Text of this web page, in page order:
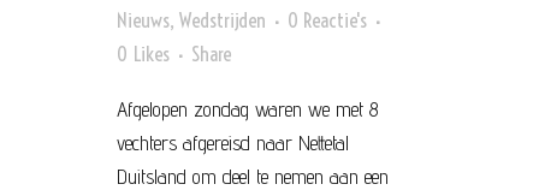
Nieuws, Wedstrijden
0 Reactie's
0 Likes Share
Afgelopen zondag waren we met 8
vechters afgereisd naar Nettetal
Duitsland om deel te nemen aan een